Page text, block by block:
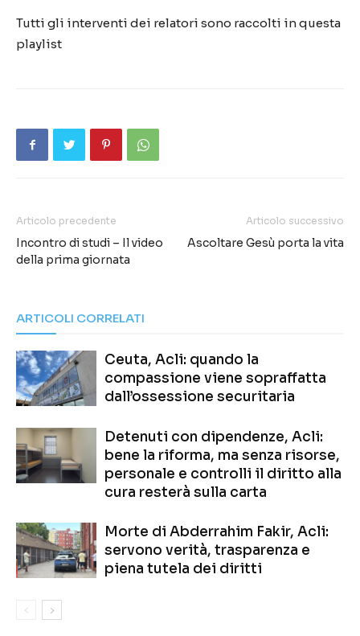
Tutti gli interventi dei relatori sono raccolti in questa
playlist
Articolo precedente
Incontro di studi – Il video
della prima giornata
Articolo successivo
Ascoltare Gesù porta la vita
ARTICOLI CORRELATI
Ceuta, Acli: quando la
compassione viene sopraffatta
dall’ossessione securitaria
Detenuti con dipendenze, Acli:
bene la riforma, ma senza risorse,
personale e controlli il diritto alla
cura resterà sulla carta
Morte di Abderrahim Fakir, Acli:
servono verità, trasparenza e
piena tutela dei diritti